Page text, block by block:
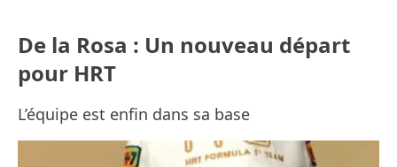
De la Rosa : Un nouveau départ
pour HRT
L’équipe est enfin dans sa base